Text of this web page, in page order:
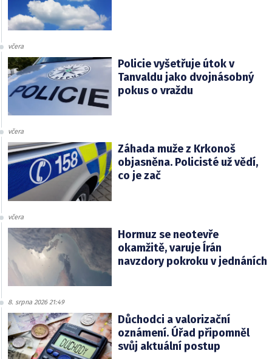
včera
Policie vyšetřuje útok v
Tanvaldu jako dvojnásobný
pokus o vraždu
včera
Záhada muže z Krkonoš
objasněna. Policisté už vědí,
co je zač
včera
Hormuz se neotevře
okamžitě, varuje Írán
navzdory pokroku v jednáních
8. srpna 2026 21:49
Důchodci a valorizační
oznámení. Úřad připomněl
svůj aktuální postup